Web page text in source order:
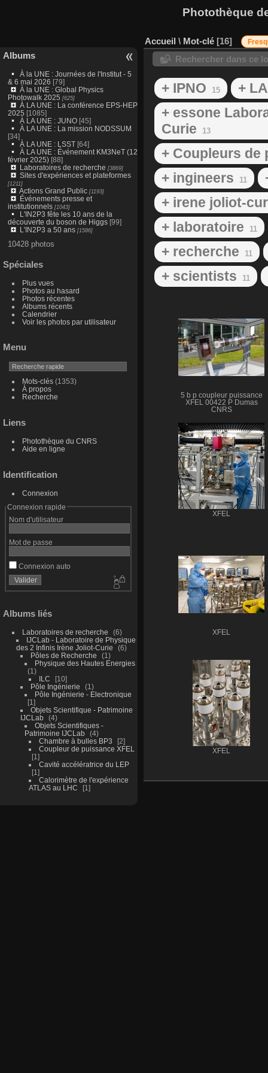
Photothèque
Albums
À la UNE : Journées de l'Institut - 5
& 6 mai 2026 [79]
À la UNE : Global Physics
Photowalk 2025 [625]
À LA UNE : La conférence EPS-HEP
2025 [1085]
À LA UNE : JUNO [45]
À LA UNE : La mission NODSSUM
[34]
À LA UNE : LSST[64]
À LA UNE : Événement KM3NeT (12
février 2025)[88]
Laboratoires de recherche [3869]
Sites d'expériences et plateformes
[1211]
Actions Grand Public[1193]
Événements presse et
institutionnels[1043]
L'IN2P3 fête les 10 ans de la
découverte du boson de Higgs[99]
L'IN2P3 a 50 ans[1586]
10428 photos
Spéciales
Plus vues
Photos au hasard
Photos récentes
Albums récents
Calendrier
Voir les photos par utilisateur
Menu
Mots-clés(1353)
À propos
Recherche
Liens
Photothèque du CNRS
Aide en ligne
Identification
Connexion
Connexion rapide
Nom d'utilisateur
Mot de passe
Connexion auto
Albums liés
Laboratoires de recherche
6
IJCLab - Laboratoire de Physique
des 2 Infinis Irène Joliot-Curie
6
Pôles de Recherche
1
Physique des Hautes Energies
1
ILC
10
Pôle Ingénierie
1
Pôle Ingénierie - Electronique
1
Objets Scientifique - Patrimoine
IJCLab
4
Objets Scientifiques -
Patrimoine IJCLab
4
Chambre à bulles BP3
2
Coupleur de puissance XFEL
1
Cavité accélératrice du LEP
1
Calorimètre de l'expérience
ATLAS au LHC
1
Accueil \ Mot-clé 16
Rechercher dans ce
+ IPNO 15
+
+ essone
Curie
13
+ Coupleurs de
+ ingineers
11
+ irene joliot-
+ laboratoire
11
+ recherche 11
+ scientists 11
5 b p coupleur puissance
XFEL 00422 P Dumas
CNRS
XFEL
XFEL
XFEL